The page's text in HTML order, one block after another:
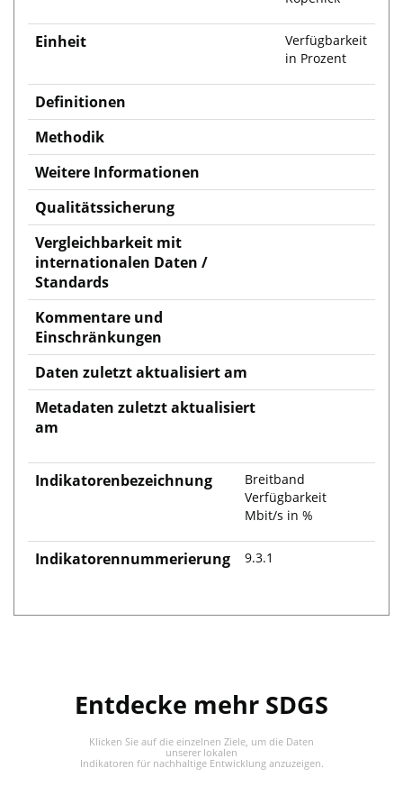
Einheit
Verfügbarkeit
in Prozent
Definitionen
Methodik
Weitere Informationen
Qualitätssicherung
Vergleichbarkeit mit
internationalen Daten /
Standards
Kommentare und
Einschränkungen
Daten zuletzt aktualisiert am
Metadaten zuletzt aktualisiert
am
Indikatorenbezeichnung
Breitband
Verfügbarkeit
Mbit/s in %
Indikatorennummerierung 9.3.1
Entdecke mehr SDGS
Klicken Sie auf die einzelnen Ziele, um die Daten
unserer lokalen
Indikatoren für nachhaltige Entwicklung anzuzeigen.